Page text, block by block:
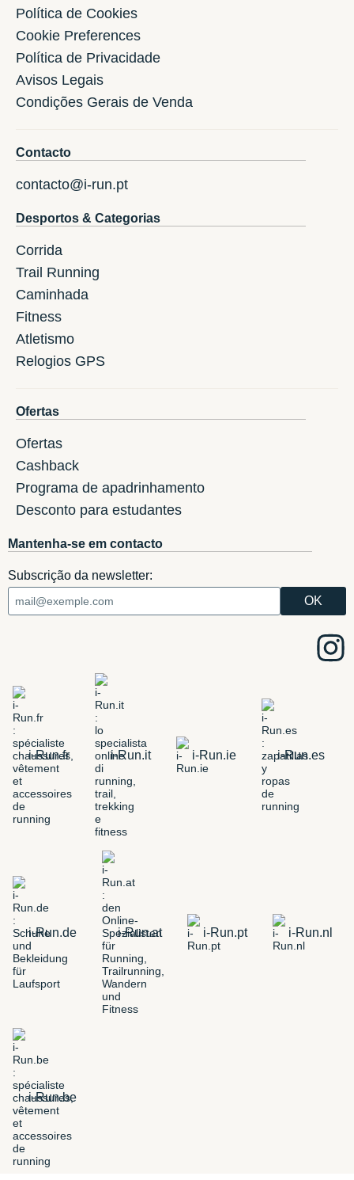
Política de Cookies
Cookie Preferences
Política de Privacidade
Avisos Legais
Condições Gerais de Venda
Contacto
contacto@i-run.pt
Desportos & Categorias
Corrida
Trail Running
Caminhada
Fitness
Atletismo
Relogios GPS
Ofertas
Ofertas
Cashback
Programa de apadrinhamento
Desconto para estudantes
Mantenha-se em contacto
Subscrição da newsletter:
i-Run.fr i-Run.it i-Run.ie i-Run.es
i-Run.de i-Run.at i-Run.pt i-Run.nl
i-Run.be